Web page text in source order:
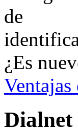
¿Es
Ventajas
Dialnet